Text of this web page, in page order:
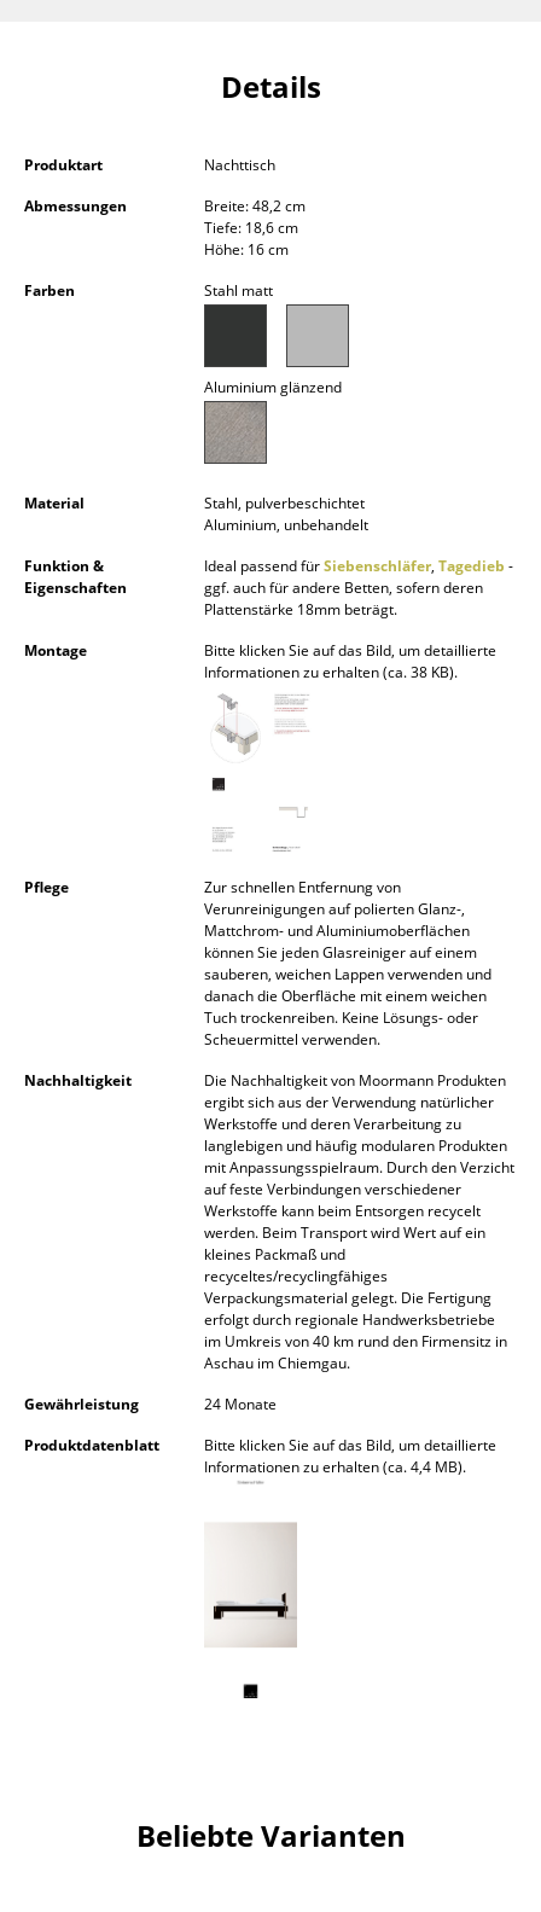
Beistell- & Rollcontainer
Barmöbel
Kleinaufbewahrung
... alle Aufbewahrungsmöbel
Hängeleuchten & Deckenleuchten
Tischleuchten
Schreibtischleuchten
Stehleuchten & Leseleuchten
... alle Leuchten
Nachttische & Bettzubehör
Spiegel
Figuren & Miniaturen
Aufbewahrungsboxen
Details
Produktart
Nachttisch
Abmessungen
Breite: 48,2 cm
Tiefe: 18,6 cm
Höhe: 16 cm
Farben
Stahl matt
Aluminium glänzend
Material
Stahl, pulverbeschichtet
Aluminium, unbehandelt
Funktion &
Eigenschaften
Ideal passend fürSiebenschläfer, Tagedieb -
ggf. auch für andere Betten, sofern deren
Plattenstärke 18mm beträgt.
Montage
Bitte klicken Sie auf das Bild, um detaillierte
Informationen zu erhalten (ca. 38 KB).
Pflege
Zur schnellen Entfernung von
Verunreinigungen auf polierten Glanz-,
Mattchrom- und Aluminiumoberflächen
können Sie jeden Glasreiniger auf einem
sauberen, weichen Lappen verwenden und
danach die Oberfläche mit einem weichen
Tuch trockenreiben. Keine Lösungs- oder
Scheuermittel verwenden.
Nachhaltigkeit
Die Nachhaltigkeit von Moormann Produkten
ergibt sich aus der Verwendung natürlicher
Werkstoffe und deren Verarbeitung zu
langlebigen und häufig modularen Produkten
mit Anpassungsspielraum. Durch den Verzicht
auf feste Verbindungen verschiedener
Werkstoffe kann beim Entsorgen recycelt
werden. Beim Transport wird Wert auf ein
kleines Packmaß und
recyceltes/recyclingfähiges
Verpackungsmaterial gelegt. Die Fertigung
erfolgt durch regionale Handwerksbetriebe
im Umkreis von 40 km rund den Firmensitz in
Aschau im Chiemgau.
Gewährleistung
24 Monate
Produktdatenblatt
Bitte klicken Sie auf das Bild, um detaillierte
Informationen zu erhalten (ca. 4,4 MB).
Beliebte Varianten